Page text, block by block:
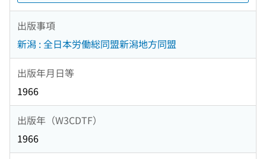
出版事項
新潟 : 全日本労働総同盟新潟地方同盟
出版年月日等
1966
出版年（W3CDTF）
1966